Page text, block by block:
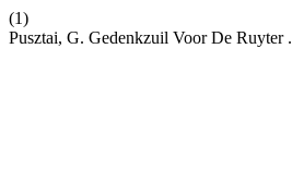
(1)
Pusztai, G. Gedenkzuil Voor De Ruyter .